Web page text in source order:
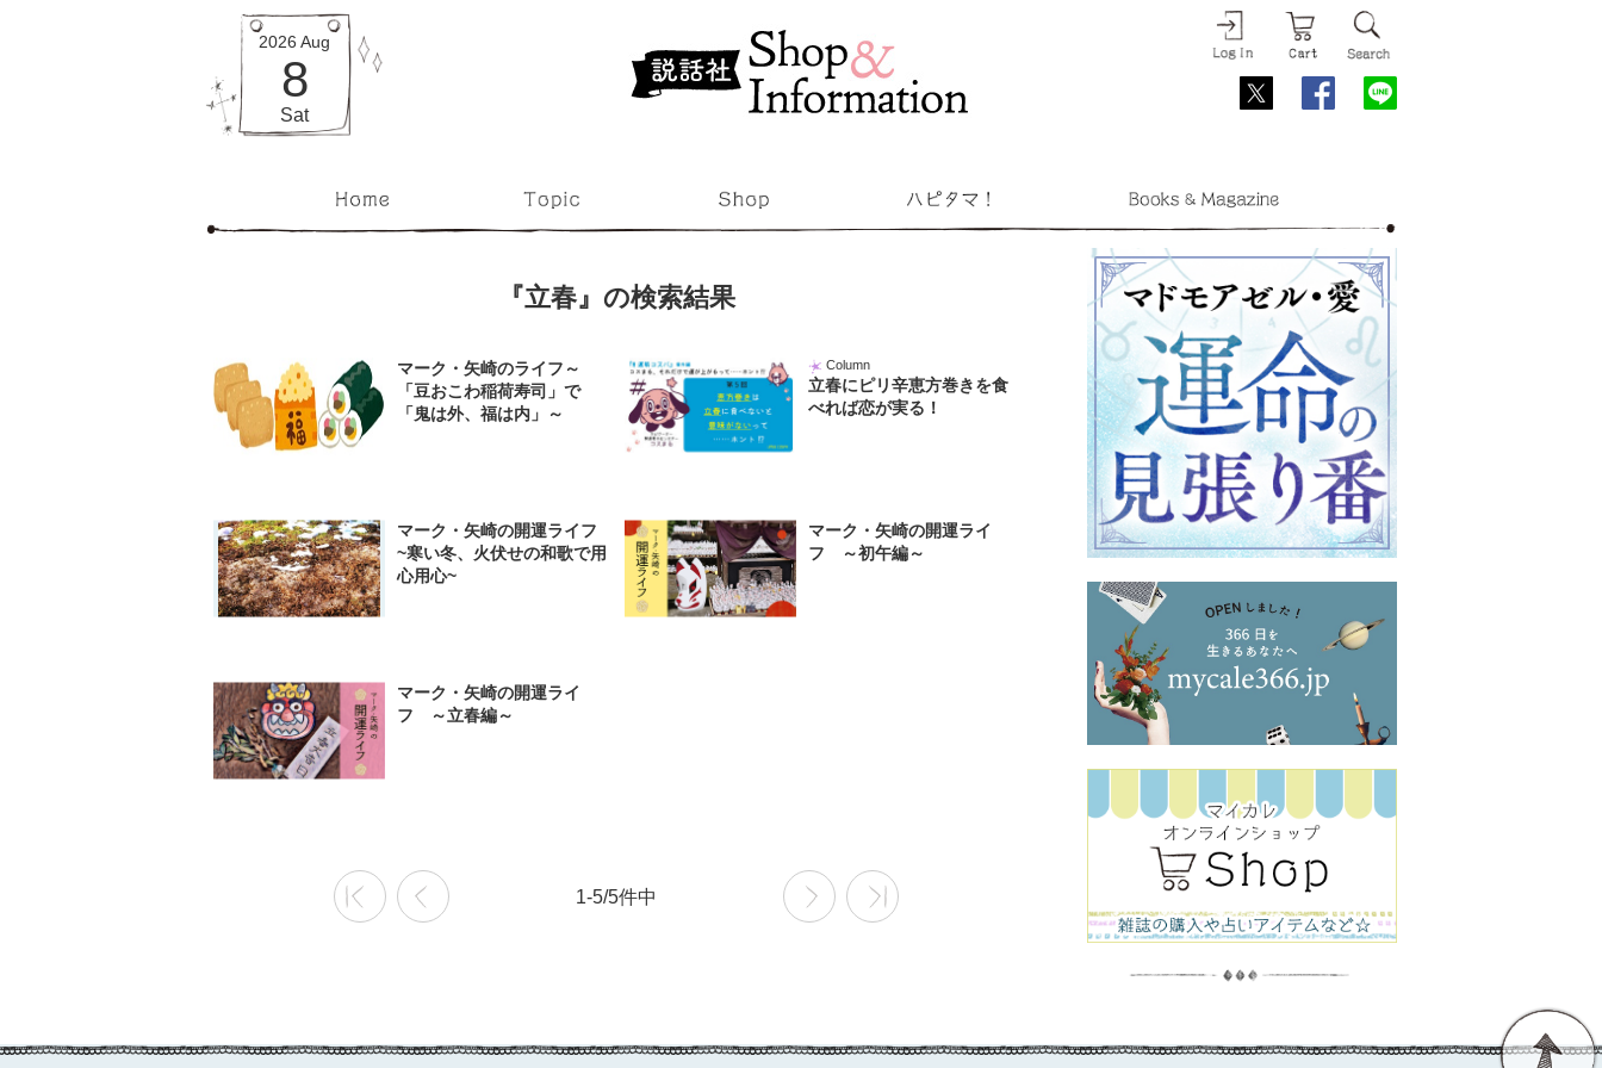
2026 Aug
8
Sat
『立春』の検索結果
マーク・矢崎のライフ～
「豆おこわ稲荷寿司」で
「鬼は外、福は内」～
Column
立春にピリ辛恵方巻きを食
べれば恋が実る！
マーク・矢崎の開運ライフ
~寒い冬、火伏せの和歌で用
心用心~
マーク・矢崎の開運ライ
フ ～初午編～
マーク・矢崎の開運ライ
フ ～立春編～
1-5/5件中